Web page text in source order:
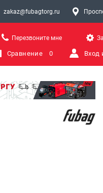
zakaz@fubagtorg.ru
Перезвоните мне
Сравнение 0 Вход